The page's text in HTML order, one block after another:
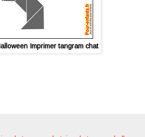
Imprimer tangram chat